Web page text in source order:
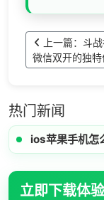
上一篇：斗
微信双开的独特
热门新闻
ios苹果手机怎
立即下载体验